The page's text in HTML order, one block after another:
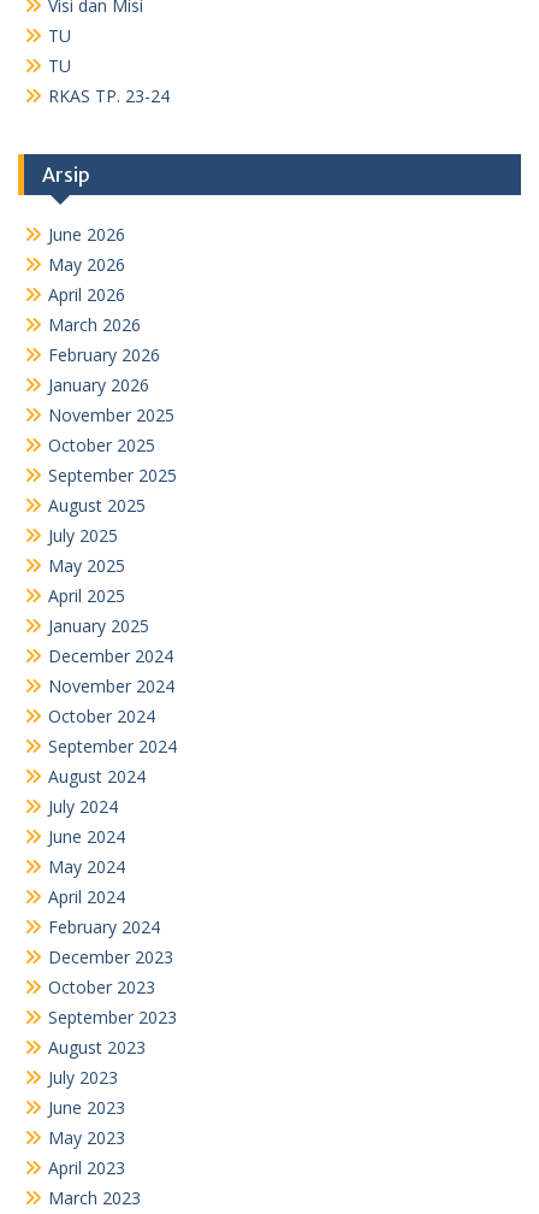
Visi dan Misi
TU
TU
RKAS TP. 23-24
Arsip
June 2026
May 2026
April 2026
March 2026
February 2026
January 2026
November 2025
October 2025
September 2025
August 2025
July 2025
May 2025
April 2025
January 2025
December 2024
November 2024
October 2024
September 2024
August 2024
July 2024
June 2024
May 2024
April 2024
February 2024
December 2023
October 2023
September 2023
August 2023
July 2023
June 2023
May 2023
April 2023
March 2023